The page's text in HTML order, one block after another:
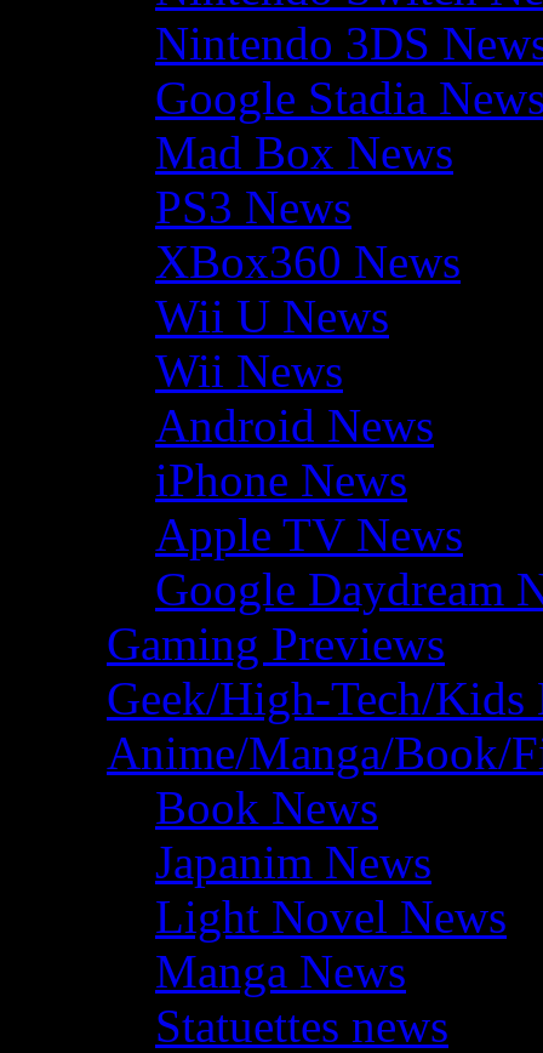
Nintendo 3DS
Google Stadia
Mad Box News
PS3 News
XBox360 News
Wii U News
Wii News
Android News
iPhone News
Apple TV News
Google Daydream
Gaming Previews
Geek/High-Tech/Kids
Anime/Manga/Book/
Book News
Japanim News
Light Novel News
Manga News
Statuettes news